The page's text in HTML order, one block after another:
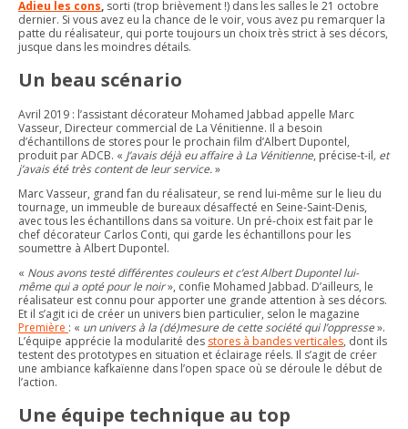
Adieu les cons, sorti (trop brièvement !) dans les salles le 21 octobre
dernier. Si vous avez eu la chance de le voir, vous avez pu remarquer la
patte du réalisateur, qui porte toujours un choix très strict à ses décors,
jusque dans les moindres détails.
Un beau scénario
Avril 2019 : l’assistant décorateur Mohamed Jabbad appelle Marc
Vasseur, Directeur commercial de La Vénitienne. Il a besoin
d’échantillons de stores pour le prochain film d’Albert Dupontel,
produit par ADCB. « J’avais déjà eu affaire à La Vénitienne, précise-t-il, et
j’avais été très content de leur service.»
Marc Vasseur, grand fan du réalisateur, se rend lui-même sur le lieu du
tournage, un immeuble de bureaux désaffecté en Seine-Saint-Denis,
avec tous les échantillons dans sa voiture. Un pré-choix est fait par le
chef décorateur Carlos Conti, qui garde les échantillons pour les
soumettre à Albert Dupontel.
« Nous avons testé différentes couleurs et c’est Albert Dupontel lui-
même qui a opté pour le noir», confie Mohamed Jabbad. D’ailleurs, le
réalisateur est connu pour apporter une grande attention à ses décors.
Et il s’agit ici de créer un univers bien particulier, selon le magazine
Première : « un univers à la (dé)mesure de cette société qui l’oppresse».
L’équipe apprécie la modularité des stores à bandes verticales, dont ils
testent des prototypes en situation et éclairage réels. Il s’agit de créer
une ambiance kafkaïenne dans l’open space où se déroule le début de
l’action.
Une équipe technique au top